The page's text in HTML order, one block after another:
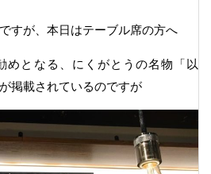
すが、本日はテーブル席の方へ
めとなる、にくがとうの名物「以
掲載されているのですが